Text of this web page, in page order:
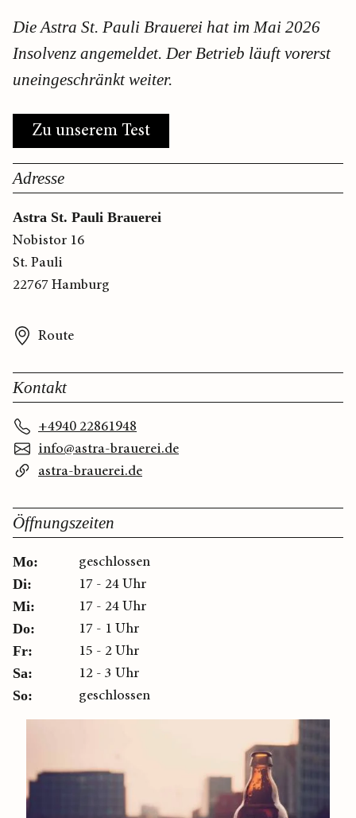
Die Astra St. Pauli Brauerei hat im Mai 2026
Insolvenz angemeldet. Der Betrieb läuft vorerst
uneingeschränkt weiter.
Zu unserem Test
Adresse
Astra St. Pauli Brauerei
Nobistor 16
St. Pauli
22767 Hamburg
Route
Kontakt
+4940 22861948
info@astra-brauerei.de
astra-brauerei.de
Öffnungszeiten
Mo: geschlossen
Di: 17 - 24 Uhr
Mi: 17 - 24 Uhr
Do: 17 - 1 Uhr
Fr: 15 - 2 Uhr
Sa: 12 - 3 Uhr
So: geschlossen